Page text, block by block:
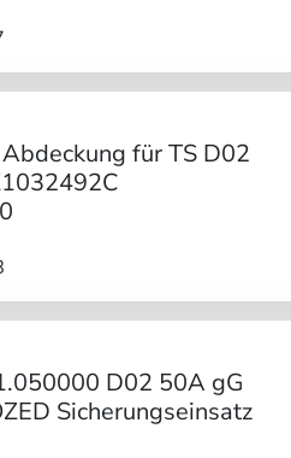
für TS D02
D02 50A gG
Sicherungseinsatz